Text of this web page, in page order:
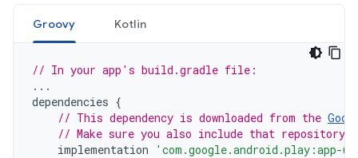
Groovy Kotlin
// In your app's build.gradle file:
...
dependencies {
// This dependency is downloaded from the
// Make sure you also include that
implementation
'com.google.android.play:app-